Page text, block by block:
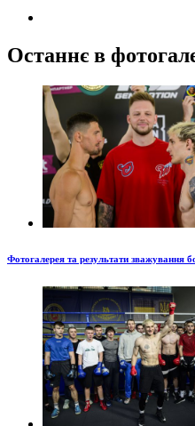
Останнє в
Фотогалерея та результати зважування